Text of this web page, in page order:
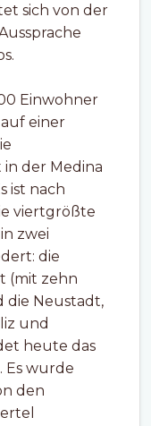
sich von der
Einwohner
einer
der Medina
ist nach
viertgrößte
zwei
die
(mit zehn
die Neustadt,
und
heute das
Es wurde
den